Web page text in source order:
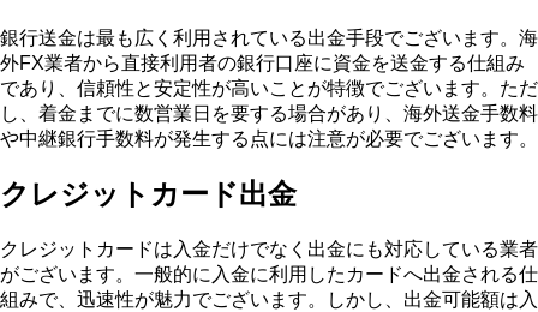
銀行送金は最も広く利用されている出金手段でございます。海
外FX業者から直接利用者の銀行口座に資金を送金する仕組み
であり、信頼性と安定性が高いことが特徴でございます。ただ
し、着金までに数営業日を要する場合があり、海外送金手数料
や中継銀行手数料が発生する点には注意が必要でございます。
クレジットカード出金
クレジットカードは入金だけでなく出金にも対応している業者
がございます。一般的に入金に利用したカードへ出金される仕
組みで、迅速性が魅力でございます。しかし、出金可能額は入